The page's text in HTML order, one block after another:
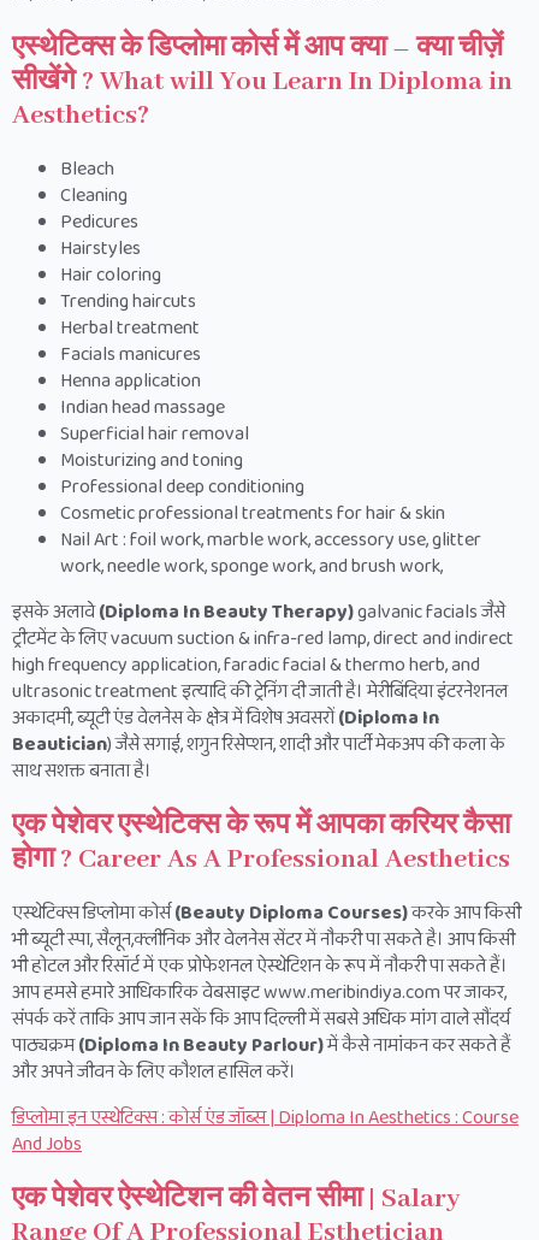
एस्थेटिक्स के डिप्लोमा कोर्स में आप क्या – क्या चीज़ें
सीखेंगे ? What will You Learn In Diploma in
Aesthetics?
Bleach
Cleaning
Pedicures
Hairstyles
Hair coloring
Trending haircuts
Herbal treatment
Facials manicures
Henna application
Indian head massage
Superficial hair removal
Moisturizing and toning
Professional deep conditioning
Cosmetic professional treatments for hair & skin
Nail Art : foil work, marble work, accessory use, glitter
work, needle work, sponge work, and brush work,
इसके अलावे(Diploma In Beauty Therapy)galvanic facials जैसे
ट्रीटमेंट के लिए vacuum suction & infra-red lamp, direct and indirect
high frequency application, faradic facial & thermo herb, and
ultrasonic treatment इत्यादि की ट्रेनिंग दी जाती है। मेरीबिंदिया इंटरनेशनल
अकादमी, ब्यूटी एंड वेलनेस के क्षेत्र में विशेष अवसरों(Diploma In
Beautician) जैसे सगाई, शगुन रिसेप्शन, शादी और पार्टी मेकअप की कला के
साथ सशक्त बनाता है।
एक पेशेवर एस्थेटिक्स के रूप में आपका करियर कैसा
होगा ? Career As A Professional Aesthetics
एस्थेटिक्स डिप्लोमा कोर्स(Beauty Diploma Courses)करके आप किसी
भी ब्यूटी स्पा, सैलून,क्लीनिक और वेलनेस सेंटर में नौकरी पा सकते है। आप किसी
भी होटल और रिसॉर्ट में एक प्रोफेशनल ऐस्थेटिशन के रूप में नौकरी पा सकते हैं।
आप हमसे हमारे आधिकारिक वेबसाइट www.meribindiya.com पर जाकर,
संपर्क करें ताकि आप जान सकें कि आप दिल्ली में सबसे अधिक मांग वाले सौंदर्य
पाठ्यक्रम(Diploma In Beauty Parlour)में कैसे नामांकन कर सकते हैं
और अपने जीवन के लिए कौशल हासिल करें।
डिप्लोमा इन एस्थेटिक्स : कोर्स एंड जॉब्स | Diploma In Aesthetics : Course
And Jobs
एक पेशेवर ऐस्थेटिशन की वेतन सीमा | Salary
Range Of A Professional Esthetician